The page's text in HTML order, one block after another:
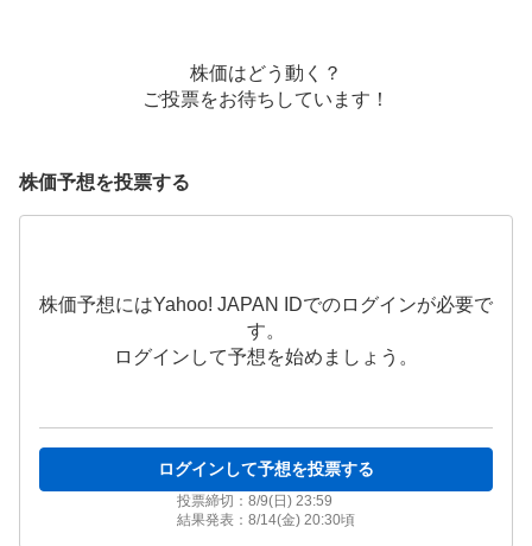
株価はどう動く？
ご投票をお待ちしています！
株価予想を投票する
株価予想にはYahoo! JAPAN IDでのログインが必要で
す。
ログインして予想を始めましょう。
ログインして予想を投票する
投票締切： 8/9(日) 23:59
結果発表： 8/14(金) 20:30頃